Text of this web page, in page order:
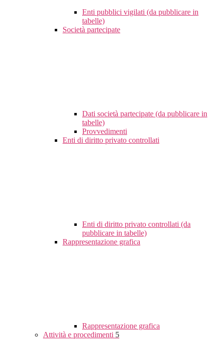
Enti pubblici vigilati (da pubblicare in
tabelle)
Società partecipate
Dati società partecipate (da pubblicare in
tabelle)
Provvedimenti
Enti di diritto privato controllati
Enti di diritto privato controllati (da
pubblicare in tabelle)
Rappresentazione grafica
Rappresentazione grafica
Attività e procedimenti 5